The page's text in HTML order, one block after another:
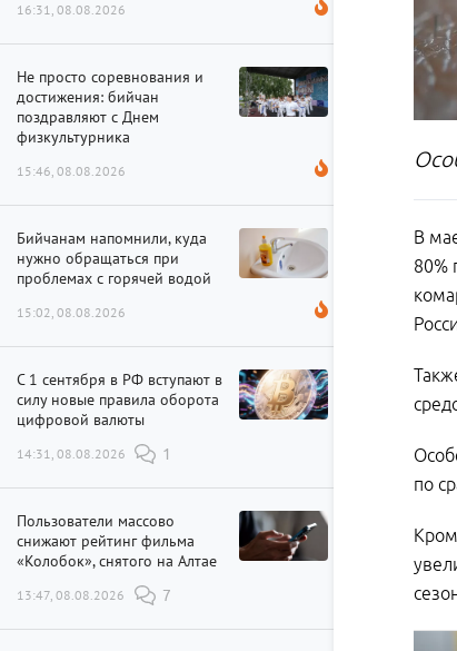
16:31, 08.08.2026
Не просто соревнования и
достижения: бийчан
поздравляют с Днем
физкультурника
15:46, 08.08.2026
Бийчанам напомнили, куда
нужно обращаться при
проблемах с горячей водой
15:02, 08.08.2026
С 1 сентября в РФ вступают в
силу новые правила оборота
цифровой валюты
14:31, 08.08.2026 1
Пользователи массово
снижают рейтинг фильма
«Колобок», снятого на Алтае
13:47, 08.08.2026 7
В
80%
по